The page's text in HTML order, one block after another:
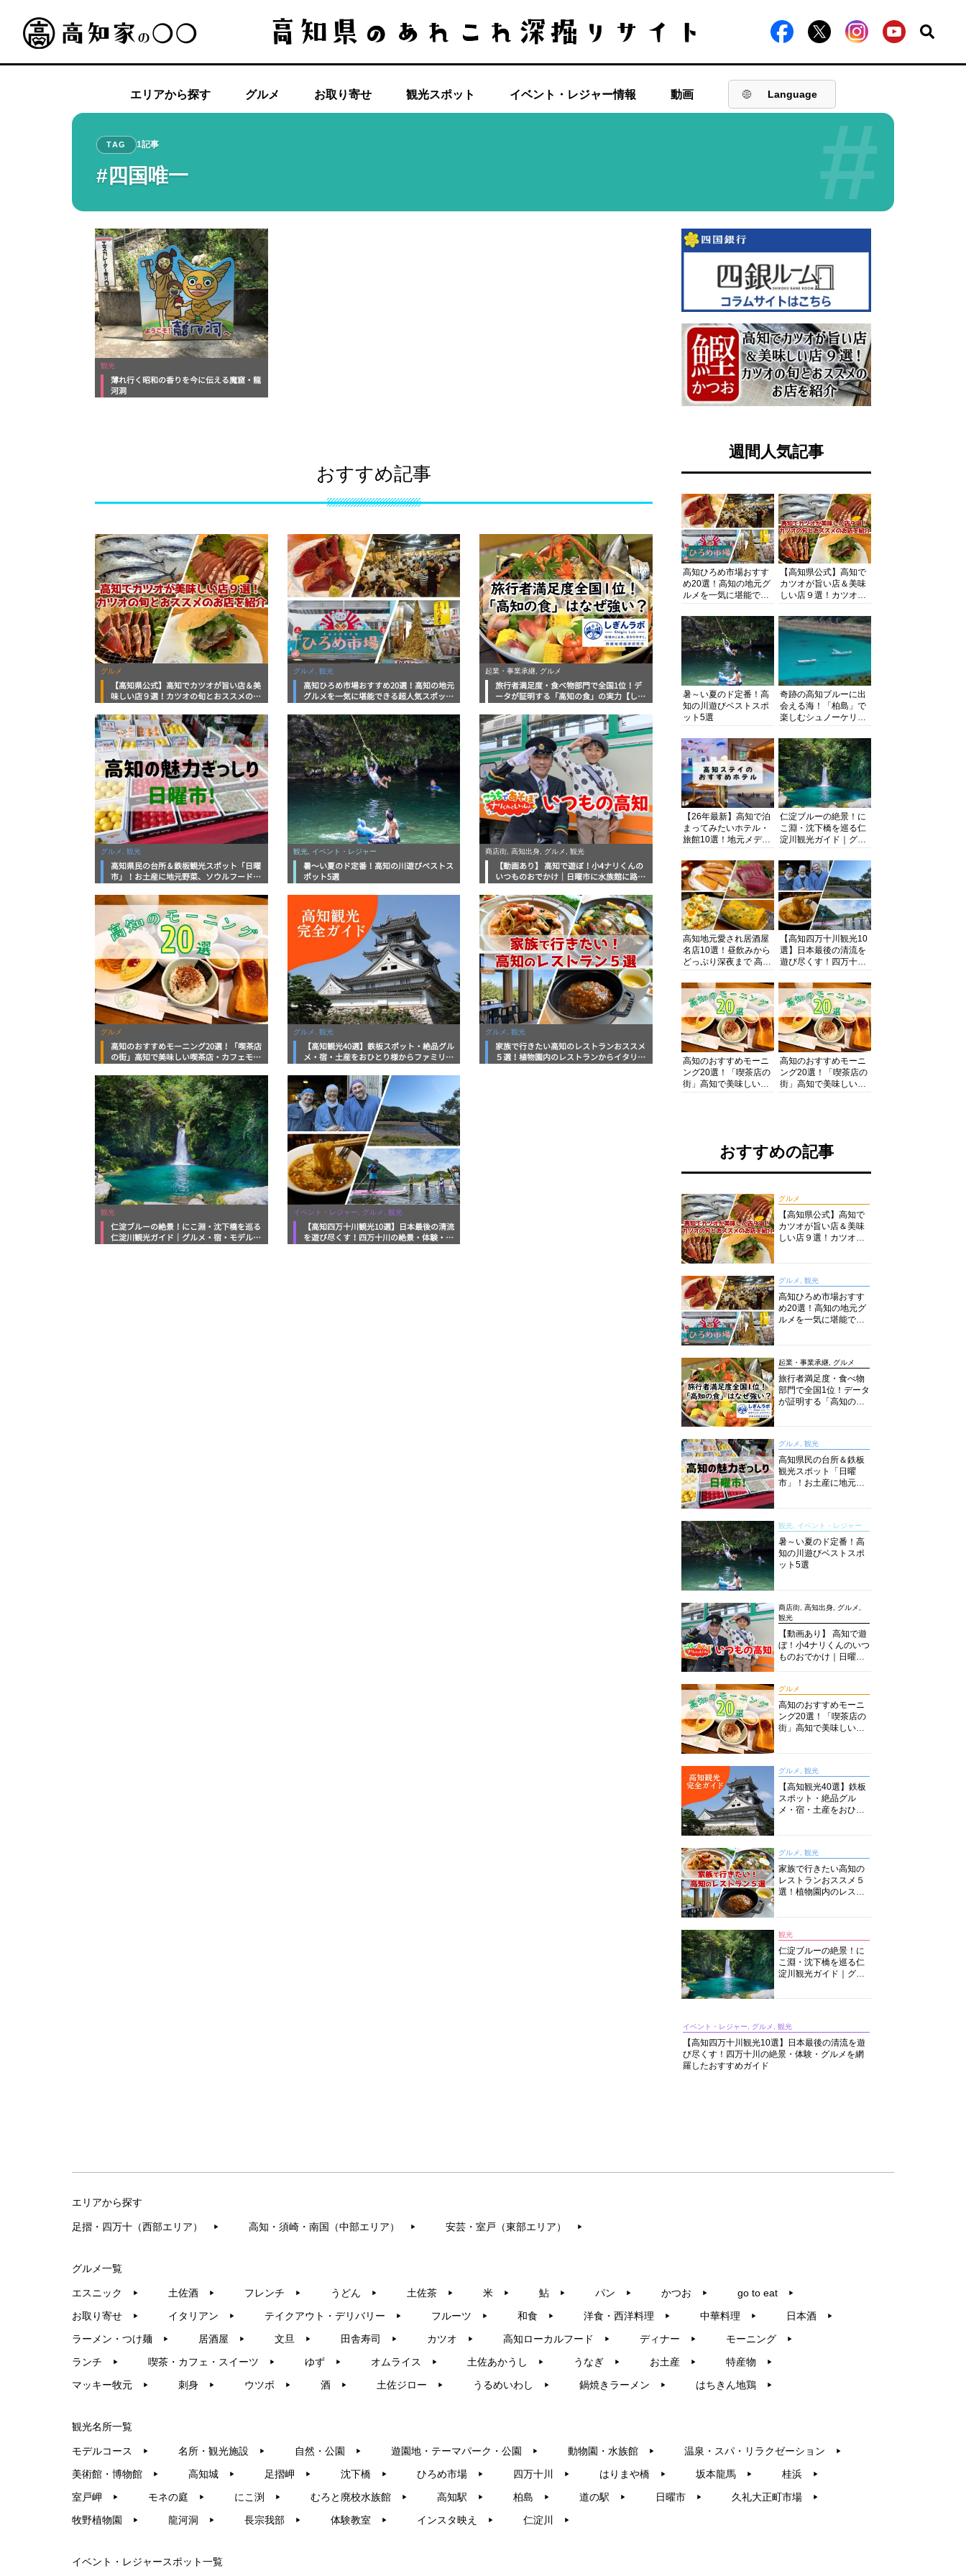
エリアから探す グルメ お取り寄せ 観光スポット イベント・レジャー情報 動画 Language
#
TAG 1記事
#四国唯一
観光
薄れ行く昭和の香りを今に伝える魔窟・龍
河洞
おすすめ記事
グルメ
【高知県公式】高知でカツオが旨い店＆美
味しい店９選！カツオの旬とおススメのお
グルメ, 観光
高知ひろめ市場おすすめ20選！高知の地元
グルメを一気に堪能できる超人気スポット
起業・事業承継, グルメ
旅行者満足度・食べ物部門で全国1位！デ
ータが証明する「高知の食」の実力【しぎ
グルメ, 観光
高知県民の台所＆鉄板観光スポット「日曜
市」！お土産に地元野菜、ソウルフードま
底解説！
観光, イベント・レジャー
暑～い夏のド定番！高知の川遊びベストス
ポット5選
商店街, 高知出身, グルメ, 観光
【動画あり】 高知で遊ぼ！小4ナリくんの
いつものおでかけ｜日曜市に水族館に路面
グルメ
高知のおすすめモーニング20選！「喫茶店
の街」高知で美味しい喫茶店・カフェモー
グルメ, 観光
【高知観光40選】鉄板スポット・絶品グル
メ・宿・土産をおひとり様からファミリー
グルメ, 観光
家族で行きたい高知のレストランおススメ
５選！植物園内のレストランからイタリア
観光
仁淀ブルーの絶景！にこ淵・沈下橋を巡る
仁淀川観光ガイド｜グルメ・宿・モデルコ
イベント・レジャー, グルメ, 観光
【高知四万十川観光10選】日本最後の清流
を遊び尽くす！四万十川の絶景・体験・グ
週間人気記事
高知ひろめ市場おすす
め20選！高知の地元グ
ルメを一気に堪能でき
底解剖
【高知県公式】高知で
カツオが旨い店＆美味
しい店９選！カツオの
紹介
暑～い夏のド定番！高
知の川遊びベストスポ
ット5選
奇跡の高知ブルーに出
会える海！「柏島」で
楽しむシュノーケリン
浴にキャンプまで透明
度抜群の海の楽園を徹
底紹介
【26年最新】高知で泊
まってみたいホテル・
旅館10選！地元メディ
厳選
仁淀ブルーの絶景！に
こ淵・沈下橋を巡る仁
淀川観光ガイド｜グル
まで完全網羅！
高知地元愛され居酒屋
名店10選！昼飲みから
どっぷり深夜まで 高知
知グルメPro】
【高知四万十川観光10
選】日本最後の清流を
遊び尽くす！四万十川
を網羅したおすすめガ
イド
高知のおすすめモーニ
ング20選！「喫茶店の
街」高知で美味しい喫
高知のおすすめモーニ
ング20選！「喫茶店の
街」高知で美味しい喫
おすすめの記事
グルメ
【高知県公式】高知で
カツオが旨い店＆美味
しい店９選！カツオの
グルメ, 観光
高知ひろめ市場おすす
め20選！高知の地元グ
ルメを一気に堪能でき
起業・事業承継, グルメ
旅行者満足度・食べ物
部門で全国1位！データ
が証明する「高知の
グルメ, 観光
高知県民の台所＆鉄板
観光スポット「日曜
市」！お土産に地元野
説！
観光, イベント・レジャー
暑～い夏のド定番！高
知の川遊びベストスポ
ット5選
商店街, 高知出身, グルメ,
観光
【動画あり】 高知で遊
ぼ！小4ナリくんのいつ
ものおでかけ｜日曜市
グルメ
高知のおすすめモーニ
ング20選！「喫茶店の
街」高知で美味しい喫
グルメ, 観光
【高知観光40選】鉄板
スポット・絶品グル
メ・宿・土産をおひと
グルメ, 観光
家族で行きたい高知の
レストランおススメ５
選！植物園内のレスト
観光
仁淀ブルーの絶景！に
こ淵・沈下橋を巡る仁
淀川観光ガイド｜グル
イベント・レジャー, グルメ, 観光
【高知四万十川観光10選】日本最後の清流を遊
び尽くす！四万十川の絶景・体験・グルメを網
羅したおすすめガイド
エリアから探す
足摺・四万十（西部エリア） ▶︎ 高知・須崎・南国（中部エリア） ▶︎ 安芸・室戸（東部エリア） ▶︎
グルメ一覧
エスニック ▶︎ 土佐酒 ▶︎ フレンチ ▶︎ うどん ▶︎ 土佐茶 ▶︎ 米 ▶︎ 鮎 ▶︎ パン ▶︎ かつお ▶︎ go to eat ▶︎
お取り寄せ ▶︎ イタリアン ▶︎ テイクアウト・デリバリー ▶︎ フルーツ ▶︎ 和食 ▶︎ 洋食・西洋料理 ▶︎ 中華料理 ▶︎ 日本酒 ▶︎
ラーメン・つけ麺 ▶︎ 居酒屋 ▶︎ 文旦 ▶︎ 田舎寿司 ▶︎ カツオ ▶︎ 高知ローカルフード ▶︎ ディナー ▶︎ モーニング ▶︎
ランチ ▶︎ 喫茶・カフェ・スイーツ ▶︎ ゆず ▶︎ オムライス ▶︎ 土佐あかうし ▶︎ うなぎ ▶︎ お土産 ▶︎ 特産物 ▶︎
マッキー牧元 ▶︎ 刺身 ▶︎ ウツボ ▶︎ 酒 ▶︎ 土佐ジロー ▶︎ うるめいわし ▶︎ 鍋焼きラーメン ▶︎ はちきん地鶏 ▶︎
観光名所一覧
モデルコース ▶︎ 名所・観光施設 ▶︎ 自然・公園 ▶︎ 遊園地・テーマパーク・公園 ▶︎ 動物園・水族館 ▶︎ 温泉・スパ・リラクゼーション ▶︎
美術館・博物館 ▶︎ 高知城 ▶︎ 足摺岬 ▶︎ 沈下橋 ▶︎ ひろめ市場 ▶︎ 四万十川 ▶︎ はりまや橋 ▶︎ 坂本龍馬 ▶︎ 桂浜 ▶︎
室戸岬 ▶︎ モネの庭 ▶︎ にこ渕 ▶︎ むろと廃校水族館 ▶︎ 高知駅 ▶︎ 柏島 ▶︎ 道の駅 ▶︎ 日曜市 ▶︎ 久礼大正町市場 ▶︎
牧野植物園 ▶︎ 龍河洞 ▶︎ 長宗我部 ▶︎ 体験教室 ▶︎ インスタ映え ▶︎ 仁淀川 ▶︎
イベント・レジャースポット一覧